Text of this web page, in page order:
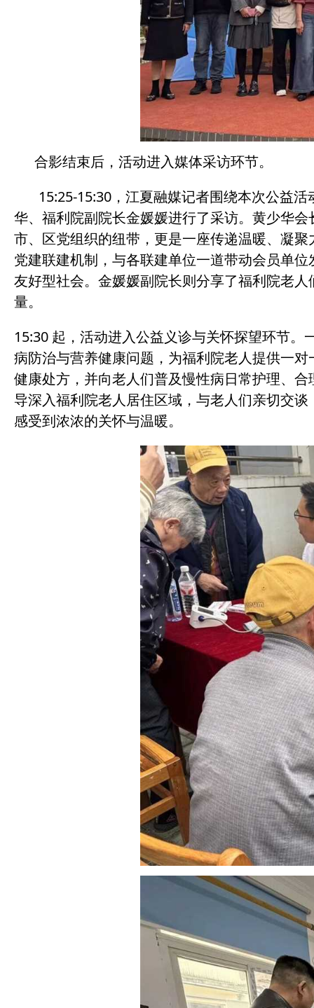
合影结束后，活动进入媒体采访环节。
15:25-15:30，江夏融媒记者围绕本次公益活
华、福利院副院长金媛媛进行了采访。黄少华会
市、区党组织的纽带，更是一座传递温暖、凝
党建联建机制，与各联建单位一道带动会员单
友好型社会。金媛媛副院长则分享了福利院老
量。
15:30 起，活动进入公益义诊与关怀探望环节
病防治与营养健康问题，为福利院老人提供一
健康处方，并向老人们普及慢性病日常护理、
导深入福利院老人居住区域，与老人们亲切交
感受到浓浓的关怀与温暖。